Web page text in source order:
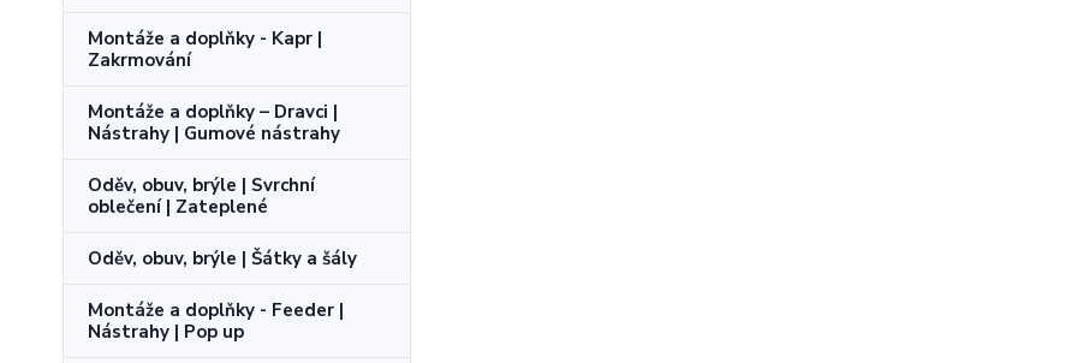
Montáže a doplňky - Kapr |
Zakrmování
Montáže a doplňky – Dravci |
Nástrahy | Gumové nástrahy
Oděv, obuv, brýle | Svrchní
oblečení | Zateplené
Oděv, obuv, brýle | Šátky a šály
Montáže a doplňky - Feeder |
Nástrahy | Pop up